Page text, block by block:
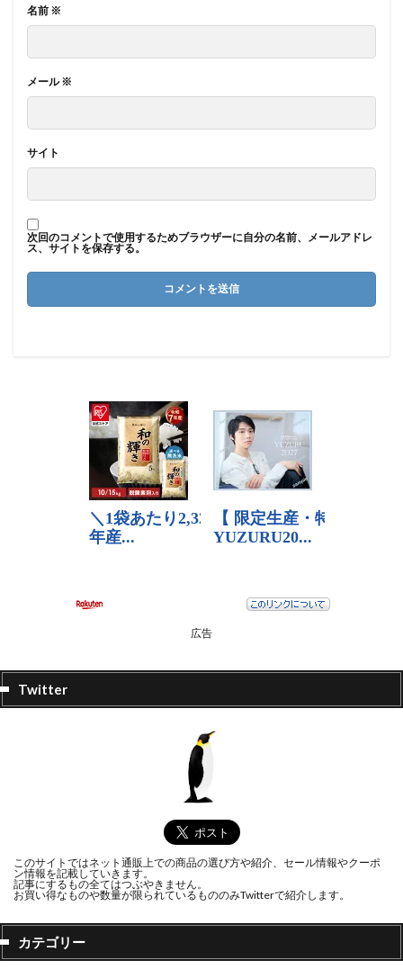
名前 ※
メール※
サイト
次回のコメントで使用するためブラウザーに自分の名前、メールアドレ
ス、サイトを保存する。
広告
Twitter
このサイトではネット通販上での商品の選び方や紹介、セール情報やクーポ
ン情報を記載していきます。
記事にするもの全てはつぶやきません。
お買い得なものや数量が限られているもののみTwitterで紹介します。
カテゴリー